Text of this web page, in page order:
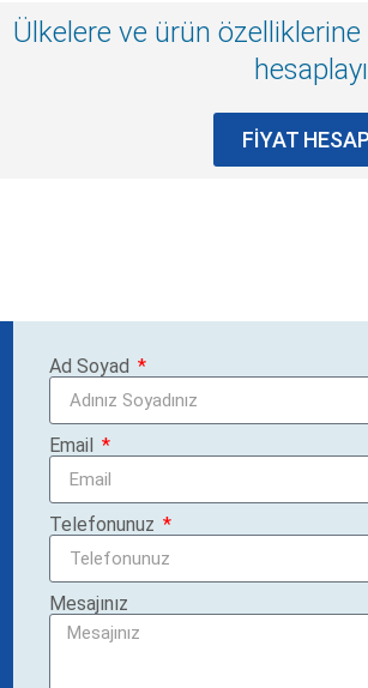
Ülkelere ve ürün
FİYAT
Ad Soyad
Email
Telefonunuz
Mesajınız